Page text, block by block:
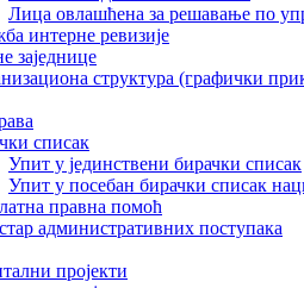
Лица овлашћена за решавање по
интерне ревизије
заједнице
структура (графички
списак
Упит у јединствени бирачки списак
Упит у посебан бирачки списак
правна помоћ
административних поступака
пројекти